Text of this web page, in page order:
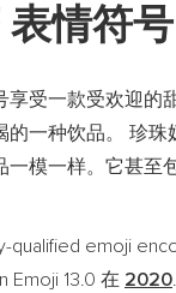
情符号
享受一款受欢迎的
的一种饮品。 珍珠
一模一样。它甚至
qualified emoji
Emoji 13.0 在 2020.